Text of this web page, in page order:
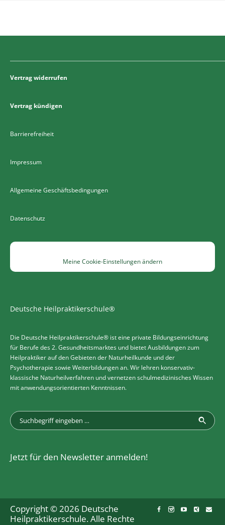
Vertrag widerrufen
Vertrag kündigen
Barrierefreiheit
Impressum
Allgemeine Geschäftsbedingungen
Datenschutz
Meine Cookie-Einstellungen ändern
Deutsche Heilpraktikerschule®
Die Deutsche Heilpraktikerschule® ist eine private Bildungseinrichtung
für Berufe des 2. Gesundheitsmarktes und bietet Ausbildungen zum
Heilpraktiker auf den Gebieten der Naturheilkunde und der
Psychotherapie sowie Weiterbildungen an. Wir lehren konservativ-
klassische Naturheilverfahren und vernetzen schulmedizinisches Wissen
mit anwendungsorientierten Kenntnissen.
Jetzt für den Newsletter anmelden!
Copyright © 2026 Deutsche
Heilpraktikerschule. Alle Rechte